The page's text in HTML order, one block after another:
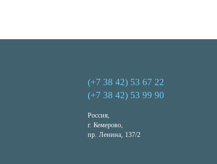
(+7 38 42) 53 67 22
(+7 38 42) 53 99 90
Россия,
г. Кемерово,
пр. Ленина, 137/2